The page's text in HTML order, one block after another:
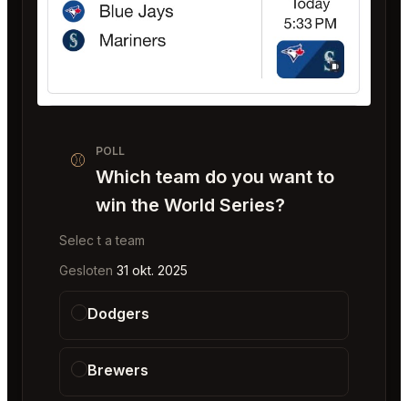
⚾️ POLL
Which team do you want to
win the World Series?
Selec t a team
Gesloten 31 okt. 2025
Dodgers
Brewers